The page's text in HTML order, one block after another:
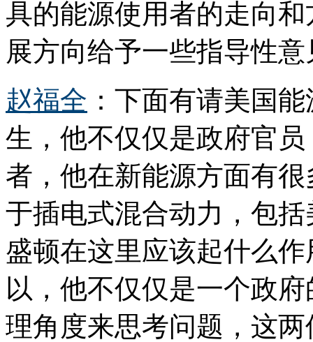
具的能源使用者的走向
展方向给予一些指导性意
赵福全 ：下面有请美国
生，他不仅仅是政府官
者，他在新能源方面有
于插电式混合动力，包
盛顿在这里应该起什么
以，他不仅仅是一个政
理角度来思考问题，这